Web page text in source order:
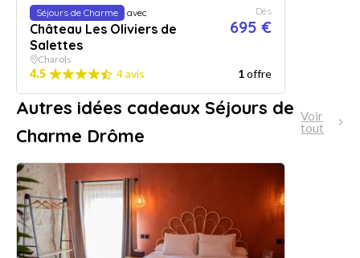
Séjours de Charme avec
Château Les Oliviers de
Salettes
Dès
695 €
Charols
4.5 4 avis 1offre
Autres idées cadeaux Séjours de
Charme Drôme
Voir
tout